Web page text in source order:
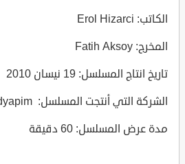
الكاتب: Erol Hizarci
المخرج: Fatih Aksoy
تاريخ انتاج المسلسل: 19 نيسان 2010
الشركة التي أنتجت المسلسل: Medyapim
مدة عرض المسلسل: 60 دقيقة